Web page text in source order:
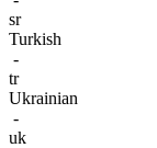
sr
Turkish
-
tr
Ukrainian
-
uk